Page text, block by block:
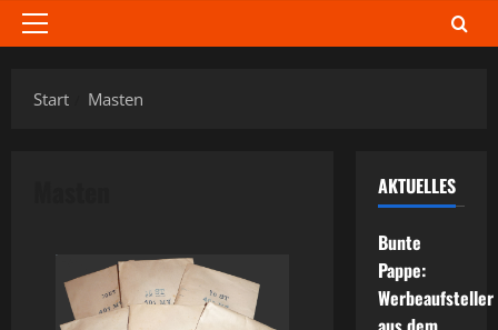
Primäres
Start
Masten
AKTUELLES
Bunte
Pappe:
Werbeaufsteller